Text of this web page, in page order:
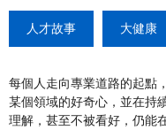
人才故事 大健康
每個人走向專業道路的起點
某個領域的好奇心，並在持
理解，甚至不被看好，仍能